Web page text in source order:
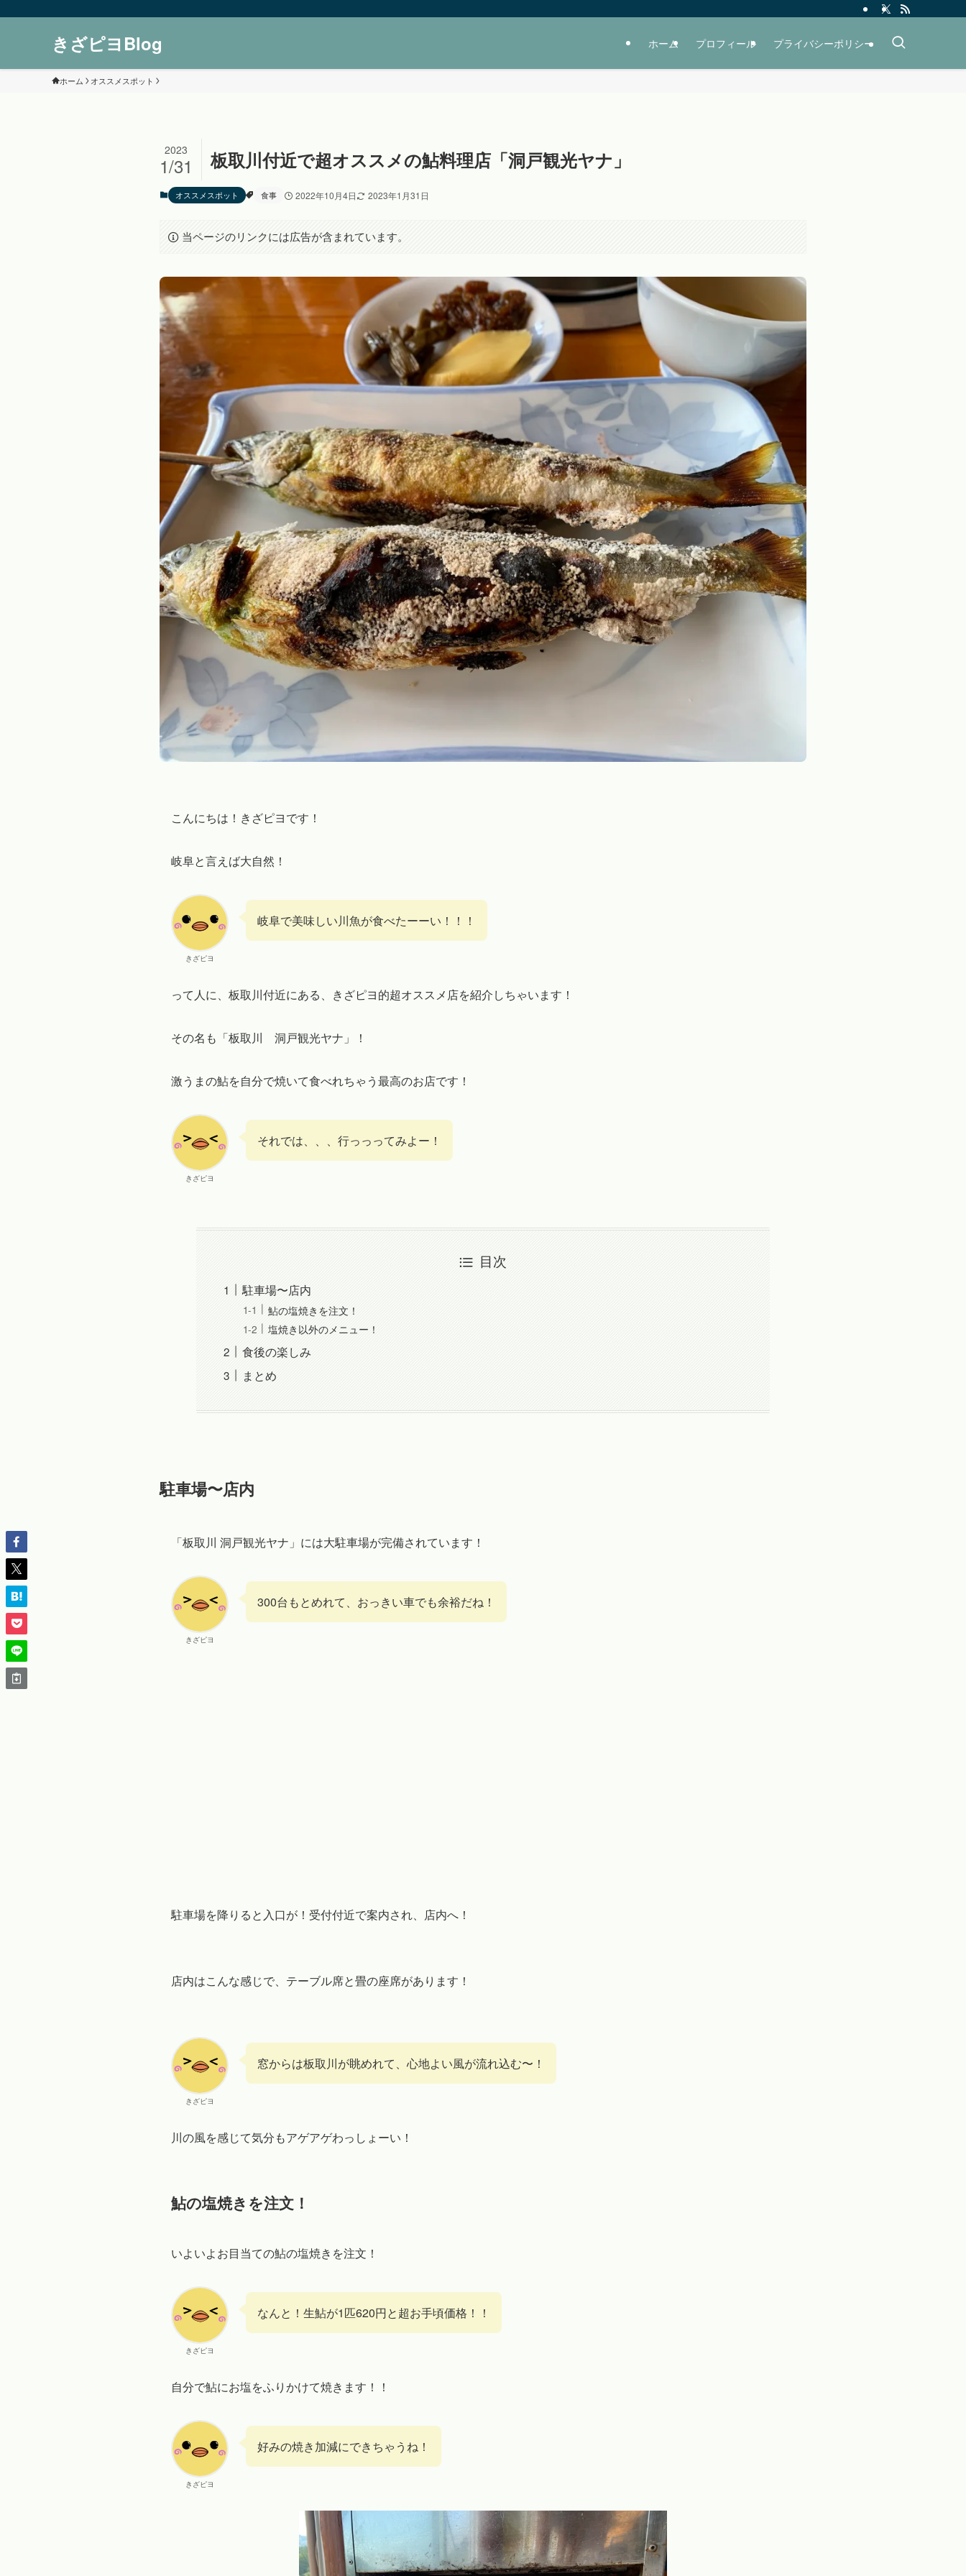
きざピヨBlog ホーム プロフィール プライバシーポリシー
ホーム オススメスポット
板取川付近で超オススメの鮎料理店「洞戸観光ヤナ」
2023
1/31
オススメスポット 食事 2022年10月4日 2023年1月31日
当ページのリンクには広告が含まれています。
こんにちは！きざピヨです！
岐阜と言えば大自然！
きざピヨ
岐阜で美味しい川魚が食べたーーい！！！
って人に、板取川付近にある、きざピヨ的超オススメ店を紹介しちゃいます！
その名も「板取川 洞戸観光ヤナ」！
激うまの鮎を自分で焼いて食べれちゃう最高のお店です！
きざピヨ
それでは、、、行っっってみよー！
目次
駐車場〜店内
鮎の塩焼きを注文！
塩焼き以外のメニュー！
食後の楽しみ
まとめ
駐車場〜店内
「板取川 洞戸観光ヤナ」には大駐車場が完備されています！
きざピヨ
300台もとめれて、おっきい車でも余裕だね！
駐車場を降りると入口が！受付付近で案内され、店内へ！
店内はこんな感じで、テーブル席と畳の座席があります！
きざピヨ
窓からは板取川が眺めれて、心地よい風が流れ込む〜！
川の風を感じて気分もアゲアゲわっしょーい！
鮎の塩焼きを注文！
いよいよお目当ての鮎の塩焼きを注文！
きざピヨ
なんと！生鮎が1匹620円と超お手頃価格！！
自分で鮎にお塩をふりかけて焼きます！！
きざピヨ
好みの焼き加減にできちゃうね！